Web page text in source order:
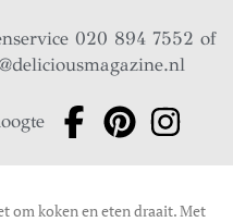
020 894 7552 of
om koken en eten draait. Met